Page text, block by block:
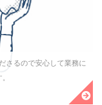
さるので安心して業務に